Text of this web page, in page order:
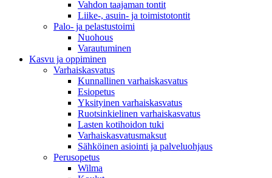
Vahdon taajaman tontit
Liike-, asuin- ja toimistotontit
Palo- ja pelastustoimi
Nuohous
Varautuminen
Kasvu ja oppiminen
Varhaiskasvatus
Kunnallinen varhaiskasvatus
Esiopetus
Yksityinen varhaiskasvatus
Ruotsinkielinen varhaiskasvatus
Lasten kotihoidon tuki
Varhaiskasvatusmaksut
Sähköinen asiointi ja palveluohjaus
Perusopetus
Wilma